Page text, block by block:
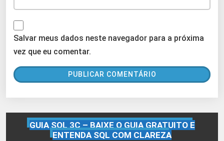
Salvar meus dados neste navegador para a próxima
vez que eu comentar.
GUIA SQL 3C – BAIXE O GUIA GRATUITO E
ENTENDA SQL COM CLAREZA